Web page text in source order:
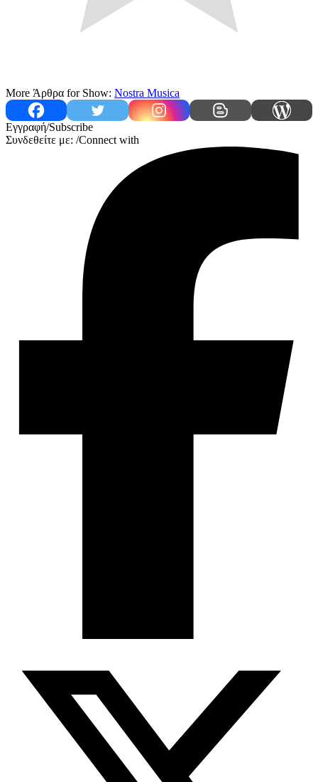
More Άρθρα for Show: Nostra Musica
Εγγραφή/Subscribe
Συνδεθείτε με: /Connect with